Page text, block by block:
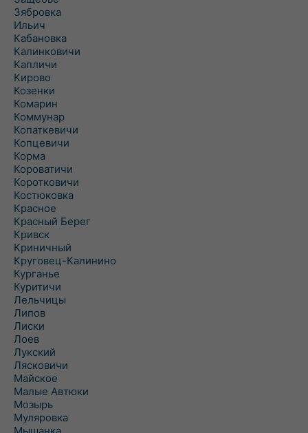
Зябровка
Ильич
Кабановка
Калинковичи
Капличи
Кирово
Козенки
Комарин
Коммунар
Копаткевичи
Копцевичи
Корма
Короватичи
Коротковичи
Костюковка
Красное
Красный Берег
Кривск
Криничный
Круговец-Калинино
Курганье
Куритичи
Лельчицы
Липов
Лиски
Лоев
Лукский
Лясковичи
Майское
Малые Автюки
Мозырь
Муляровка